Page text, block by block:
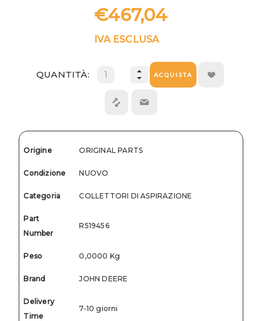
€467,04
IVA ESCLUSA
QUANTITÀ: ACQUISTA
Origine ORIGINAL PARTS
Condizione NUOVO
Categoria COLLETTORI DI ASPIRAZIONE
Part
Number
R519456
Peso 0,0000 Kg
Brand JOHN DEERE
Delivery
Time
7-10 giorni